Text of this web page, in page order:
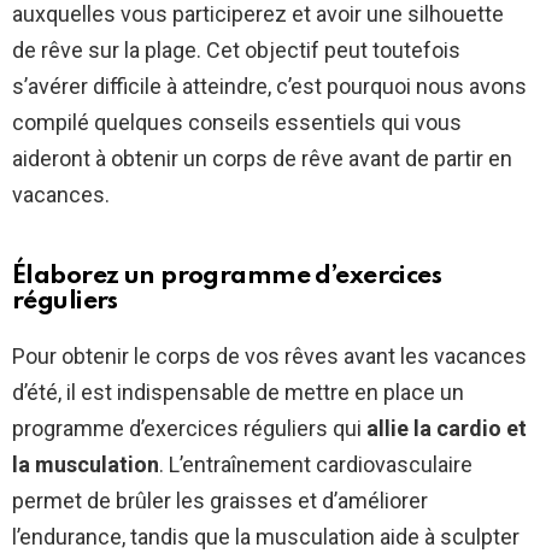
auxquelles vous participerez et avoir une silhouette
de rêve sur la plage. Cet objectif peut toutefois
s’avérer difficile à atteindre, c’est pourquoi nous avons
compilé quelques conseils essentiels qui vous
aideront à obtenir un corps de rêve avant de partir en
vacances.
Élaborez un programme d’exercices
réguliers
Pour obtenir le corps de vos rêves avant les vacances
d’été, il est indispensable de mettre en place un
programme d’exercices réguliers qui allie la cardio et
la musculation. L’entraînement cardiovasculaire
permet de brûler les graisses et d’améliorer
l’endurance, tandis que la musculation aide à sculpter